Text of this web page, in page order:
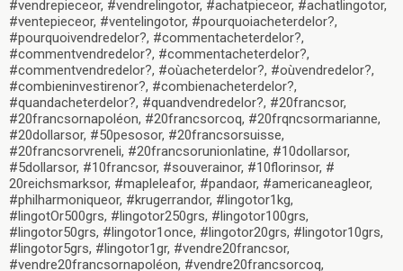
#vendrepieceor, #vendrelingotor, #achatpieceor, #achatlingotor,
#ventepieceor, #ventelingotor, #pourquoiacheterdelor?,
#pourquoivendredelor?, #commentacheterdelor?,
#commentvendredelor?, #commentacheterdelor?,
#commentvendredelor?, #oùacheterdelor?, #oùvendredelor?,
#combieninvestirenor?, #combienacheterdelor?,
#quandacheterdelor?, #quandvendredelor?, #20francsor,
#20francsornapoléon, #20francsorcoq, #20frqncsormarianne,
#20dollarsor, #50pesosor, #20francsorsuisse,
#20francsorvreneli, #20francsorunionlatine, #10dollarsor,
#5dollarsor, #10francsor, #souverainor, #10florinsor, #
20reichsmarksor, #mapleleafor, #pandaor, #americaneagleor,
#philharmoniqueor, #krugerrandor, #lingotor1kg,
#lingotOr500grs, #lingotor250grs, #lingotor100grs,
#lingotor50grs, #lingotor1once, #lingotor20grs, #lingotor10grs,
#lingotor5grs, #lingotor1gr, #vendre20francsor,
#vendre20francsornapoléon, #vendre20francsorcoq,